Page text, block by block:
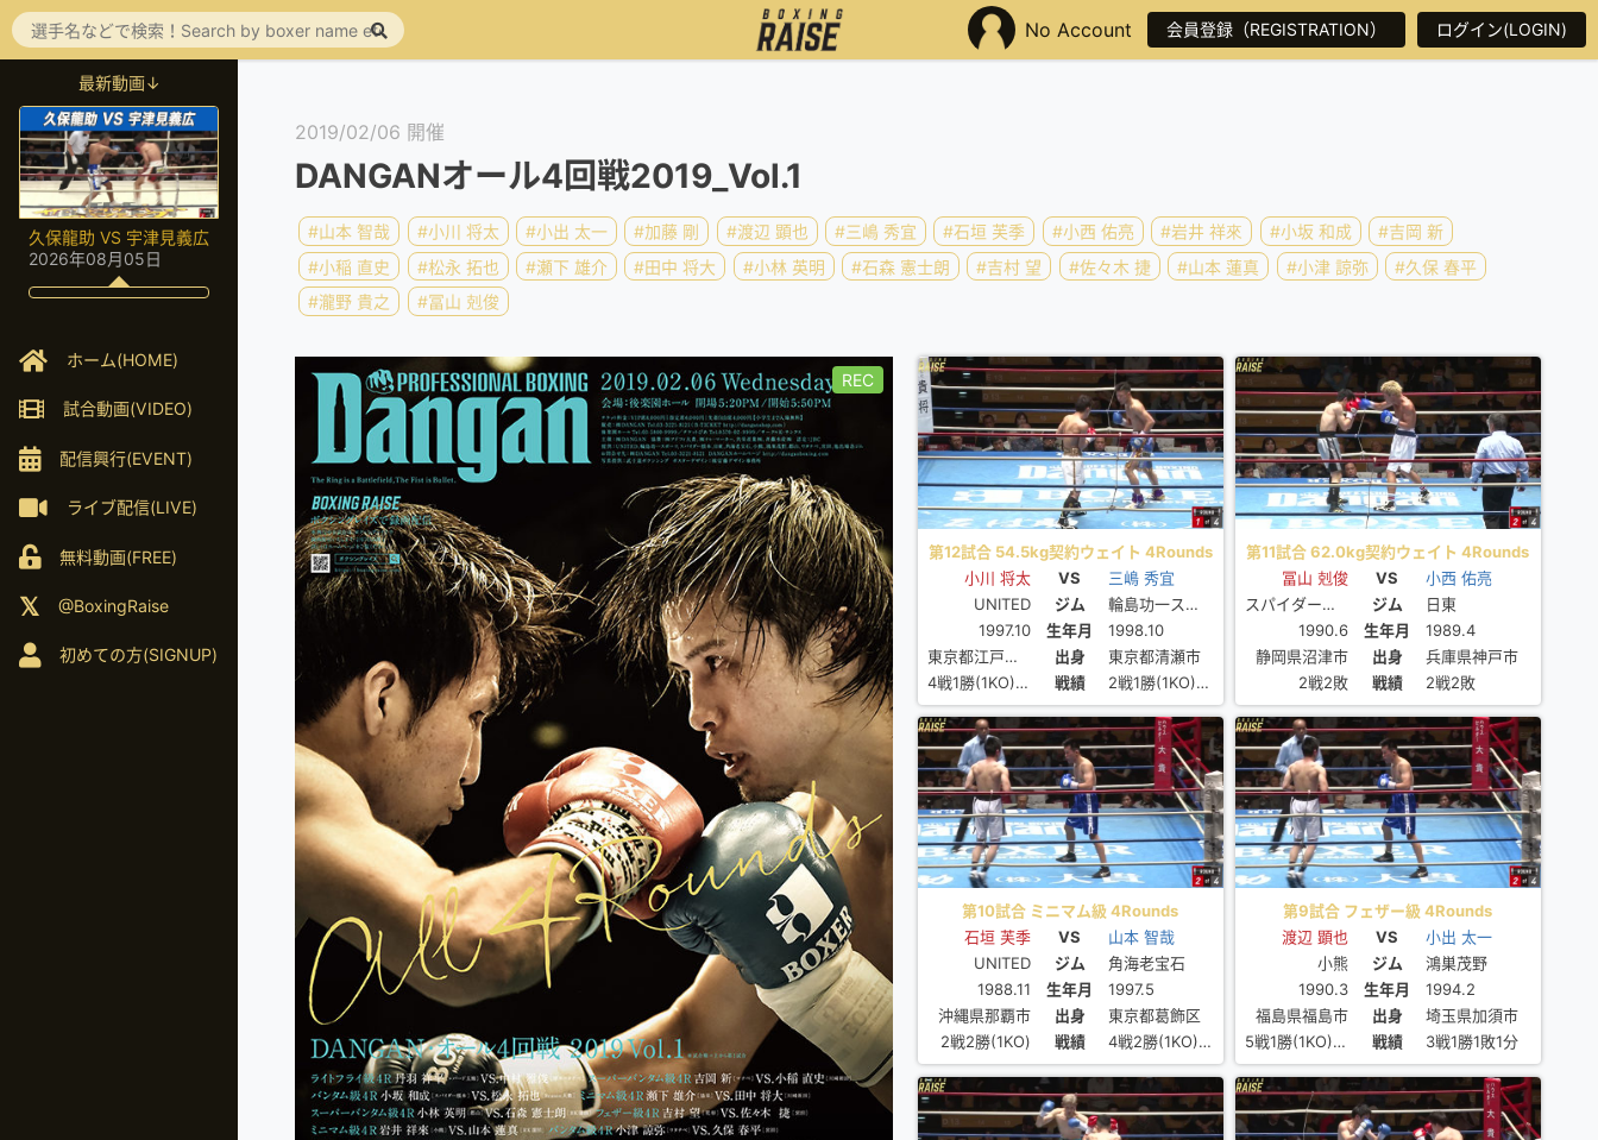
No Account 会員登録（REGISTRATION） ログイン(LOGIN)
最新動画↓
久保龍助 VS 宇津見義広
2026年08月05日
ホーム(HOME)
試合動画(VIDEO)
配信興行(EVENT)
ライブ配信(LIVE)
無料動画(FREE)
@BoxingRaise
初めての方(SIGNUP)
2019/02/06 開催
DANGANオール4回戦2019_Vol.1
#山本 智哉 #小川 将太 #小出 太一 #加藤 剛 #渡辺 顕也 #三嶋 秀宜 #石垣 芙季 #小西 佑亮 #岩井 祥來 #小坂 和成
#吉岡 新
#小稲 直史
#松永 拓也 #瀬下 雄介 #田中 将大 #小林 英明 #石森 憲士朗 #吉村 望 #佐々木 捷 #山本 蓮真 #小津 諒弥
#久保 春平
#瀧野 貴之
#冨山 剋俊
REC
第12試合 54.5kg契約ウェイト 4Rounds
小川 将太
VS
三嶋 秀宜
UNITED
ジム
輪島功一スポーツ
1997.10
生年月
1998.10
東京都江戸川区
出身
東京都清瀬市
4戦1勝(1KO)2敗1分
戦績 2戦1勝(1KO)1敗
第11試合 62.0kg契約ウェイト 4Rounds
冨山 剋俊
VS
小西 佑亮
スパイダー根本
ジム
日東
1990.6
生年月
1989.4
静岡県沼津市
出身
兵庫県神戸市
2戦2敗
戦績 2戦2敗
第10試合 ミニマム級 4Rounds
石垣 芙季
VS
山本 智哉
UNITED
ジム
角海老宝石
1988.11
生年月
1997.5
沖縄県那覇市
出身
東京都葛飾区
2戦2勝(1KO)
戦績 4戦2勝(1KO)2敗
第9試合 フェザー級 4Rounds
渡辺 顕也
VS
小出 太一
小熊
ジム
鴻巣茂野
1990.3
生年月
1994.2
福島県福島市
出身
埼玉県加須市
5戦1勝(1KO)4敗
戦績 3戦1勝1敗1分